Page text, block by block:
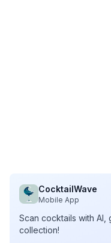
CocktailWave
Mobile App
Scan cocktails with
collection!